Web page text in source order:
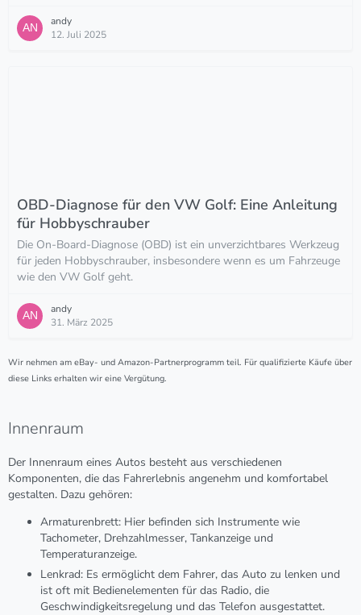
andy
12. Juli 2025
OBD-Diagnose für den VW Golf: Eine Anleitung
für Hobbyschrauber
Die On-Board-Diagnose (OBD) ist ein unverzichtbares Werkzeug
für jeden Hobbyschrauber, insbesondere wenn es um Fahrzeuge
wie den VW Golf geht.
andy
31. März 2025
Wir nehmen am eBay- und Amazon-Partnerprogramm teil. Für qualifizierte Käufe über
diese Links erhalten wir eine Vergütung.
Innenraum
Der Innenraum eines Autos besteht aus verschiedenen
Komponenten, die das Fahrerlebnis angenehm und komfortabel
gestalten. Dazu gehören:
Armaturenbrett: Hier befinden sich Instrumente wie
Tachometer, Drehzahlmesser, Tankanzeige und
Temperaturanzeige.
Lenkrad: Es ermöglicht dem Fahrer, das Auto zu lenken und
ist oft mit Bedienelementen für das Radio, die
Geschwindigkeitsregelung und das Telefon ausgestattet.